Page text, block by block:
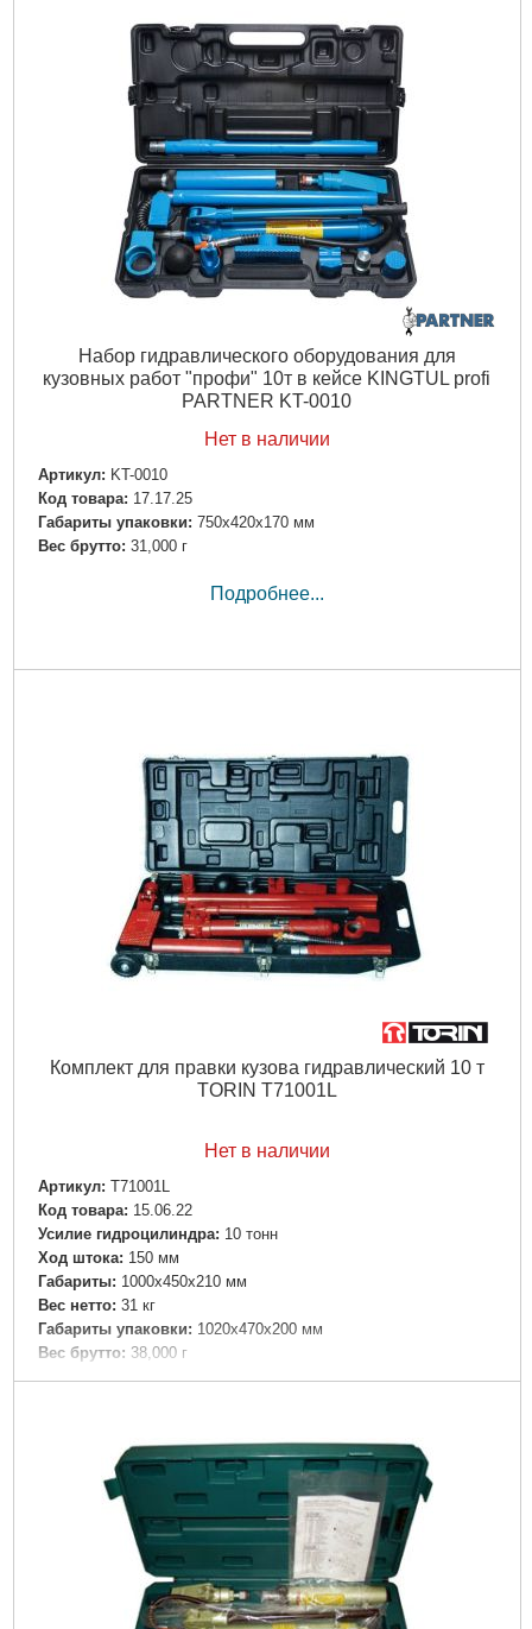
Набор гидравлического оборудования для
кузовных работ "профи" 10т в кейсе KINGTUL profi
PARTNER KT-0010
Нет в наличии
Артикул: KT-0010
Код товара: 17.17.25
Габариты упаковки: 750x420x170 мм
Вес брутто: 31,000 г
Подробнее...
Комплект для правки кузова гидравлический 10 т
TORIN T71001L
Нет в наличии
Артикул: T71001L
Код товара: 15.06.22
Усилие гидроцилиндра: 10 тонн
Ход штока: 150 мм
Габариты: 1000x450x210 мм
Вес нетто: 31 кг
Габариты упаковки: 1020x470x200 мм
Вес брутто: 38,000 г